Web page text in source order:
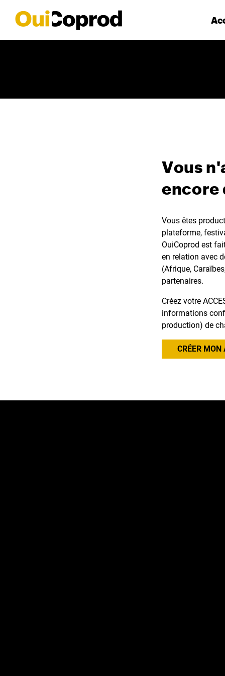
Vous
encore
Vous êtes
plateforme,
OuiCoprod est
en relation avec
(Afrique,
partenaires.
Créez votre
informations
production) de
CRÉER MON